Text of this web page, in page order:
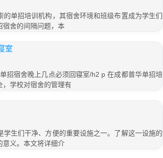
单招培训机构，其宿舍环境和班级布置成为学生们
宿舍的间隔问题，本
室
招宿舍晚上几点必须回寝室/h2 p 在成都普华单招培
学校对宿舍的管理有
生们干净、方便的重要设施之一。了解这一设施的
意义。本文将详细介